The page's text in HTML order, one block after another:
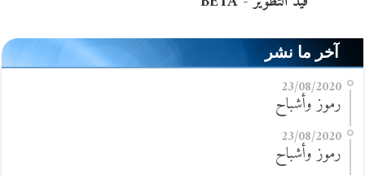
آخر ما نشر
23/08/2020
رموز وأشباح
23/08/2020
رموز وأشباح